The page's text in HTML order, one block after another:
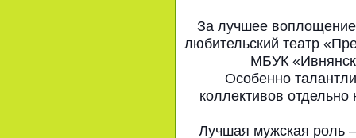
За лучшее воплощение
любительский театр
МБУК
Особенно
коллективов
Лучшая мужская роль